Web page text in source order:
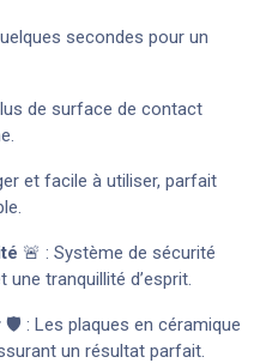
secondes pour un
de surface de contact
et facile à utiliser, parfait
🚨 : Système de sécurité
tranquillité d’esprit.
🛡️ : Les plaques en céramique
un résultat parfait.